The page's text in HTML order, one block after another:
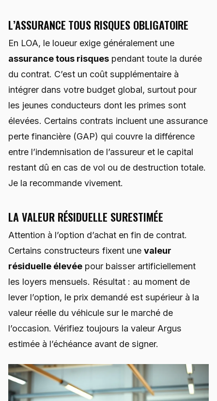
L’ASSURANCE TOUS RISQUES OBLIGATOIRE
En LOA, le loueur exige généralement une
assurance tous risques pendant toute la durée
du contrat. C’est un coût supplémentaire à
intégrer dans votre budget global, surtout pour
les jeunes conducteurs dont les primes sont
élevées. Certains contrats incluent une assurance
perte financière (GAP) qui couvre la différence
entre l’indemnisation de l’assureur et le capital
restant dû en cas de vol ou de destruction totale.
Je la recommande vivement.
LA VALEUR RÉSIDUELLE SURESTIMÉE
Attention à l’option d’achat en fin de contrat.
Certains constructeurs fixent une valeur
résiduelle élevée pour baisser artificiellement
les loyers mensuels. Résultat : au moment de
lever l’option, le prix demandé est supérieur à la
valeur réelle du véhicule sur le marché de
l’occasion. Vérifiez toujours la valeur Argus
estimée à l’échéance avant de signer.